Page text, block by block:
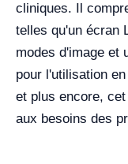
cliniques. Il
telles qu'un écran
modes d'image et
pour l'utilisation
et plus encore,
aux besoins des